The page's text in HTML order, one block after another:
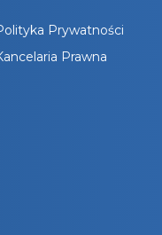
Prywatności
Prawna